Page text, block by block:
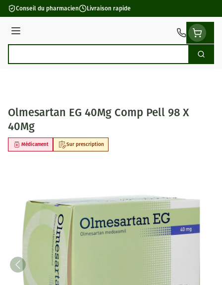
Aller au contenu
Conseil du pharmacien Livraison rapide
Menu
Olmesartan EG 40Mg Comp Pell 98 X
40Mg
Sur prescription
Médicament